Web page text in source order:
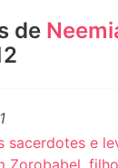
de
sacerdotes e